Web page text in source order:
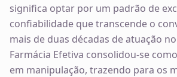
significa optar por um padrão de
confiabilidade que transcende o
mais de duas décadas de atuação
Farmácia Efetiva consolidou-se
em manipulação, trazendo para os